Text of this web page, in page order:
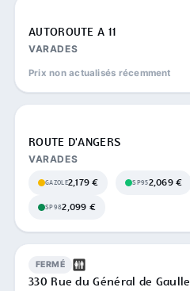
AUTOROUTE A 11
VARADES
Prix non actualisés récemment
ROUTE D'ANGERS
VARADES
GAZOLE2,179 € SP952,069 €
SP982,099 €
FERMÉ
330 Rue du Général de Gaulle